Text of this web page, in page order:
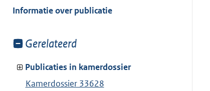
van:
Informatie over publicatie
Toon
van:
Gerelateerd
Publicaties in kamerdossier
Kamerdossier 33628